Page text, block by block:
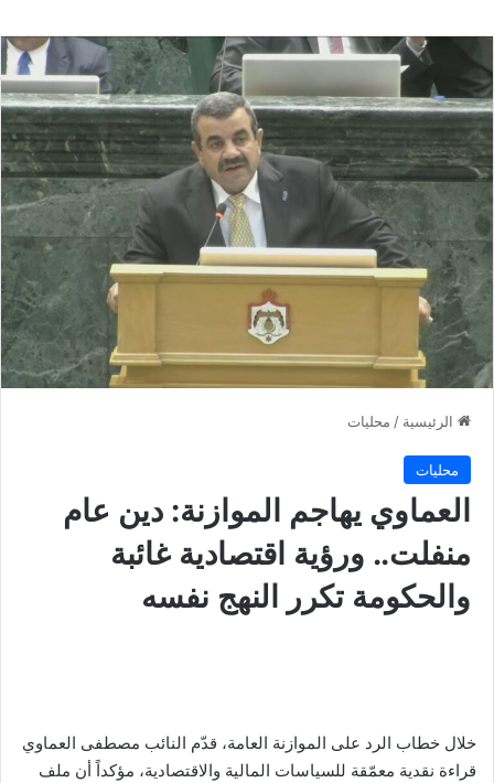
الرئيسية / محليات
محليات
العماوي يهاجم الموازنة: دين عام
منفلت.. ورؤية اقتصادية غائبة
والحكومة تكرر النهج نفسه
خلال خطاب الرد على الموازنة العامة، قدّم النائب مصطفى العماوي
قراءة نقدية معمّقة للسياسات المالية والاقتصادية، مؤكداً أن ملف